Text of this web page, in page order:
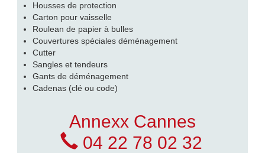
Housses de protection
Carton pour vaisselle
Roulean de papier à bulles
Couvertures spéciales déménagement
Cutter
Sangles et tendeurs
Gants de déménagement
Cadenas (clé ou code)
Annexx Cannes
04 22 78 02 32